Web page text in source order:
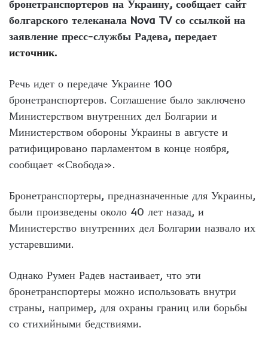
бронетранспортеров на Украину, сообщает сайт
болгарского телеканала Nova TV со ссылкой на
заявление пресс-службы Радева, передает
источник.
Речь идет о передаче Украине 100
бронетранспортеров. Соглашение было заключено
Министерством внутренних дел Болгарии и
Министерством обороны Украины в августе и
ратифицировано парламентом в конце ноября,
сообщает «Свобода».
Бронетранспортеры, предназначенные для Украины,
были произведены около 40 лет назад, и
Министерство внутренних дел Болгарии назвало их
устаревшими.
Однако Румен Радев настаивает, что эти
бронетранспортеры можно использовать внутри
страны, например, для охраны границ или борьбы
со стихийными бедствиями.